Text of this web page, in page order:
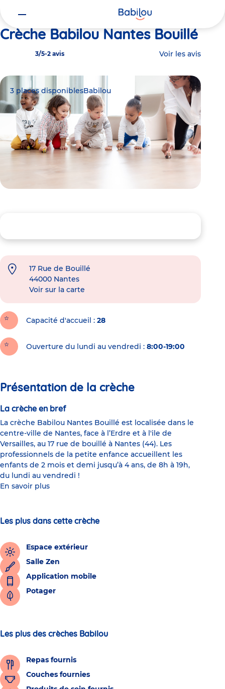
Crèche Babilou Nantes Bouillé
3/5-2 avis Voir les avis
3 places disponiblesBabilou
17 Rue de Bouillé
44000 Nantes
Voir sur la carte
Capacité d'accueil 28
Ouverture du lundi au vendredi : 8:00-19:00
Présentation de la crèche
La crèche en bref
La crèche Babilou Nantes Bouillé est localisée dans le
centre-ville de Nantes, face à l’Erdre et à l'ile de
Versailles, au 17 rue de bouillé à Nantes (44). Les
professionnels de la petite enfance accueillent les
enfants de 2 mois et demi jusqu’à 4 ans, de 8h à 19h,
du lundi au vendredi !
En savoir plus
Les plus dans cette crèche
Espace extérieur
Salle Zen
Application mobile
Potager
Les plus des crèches Babilou
Repas fournis
Couches fournies